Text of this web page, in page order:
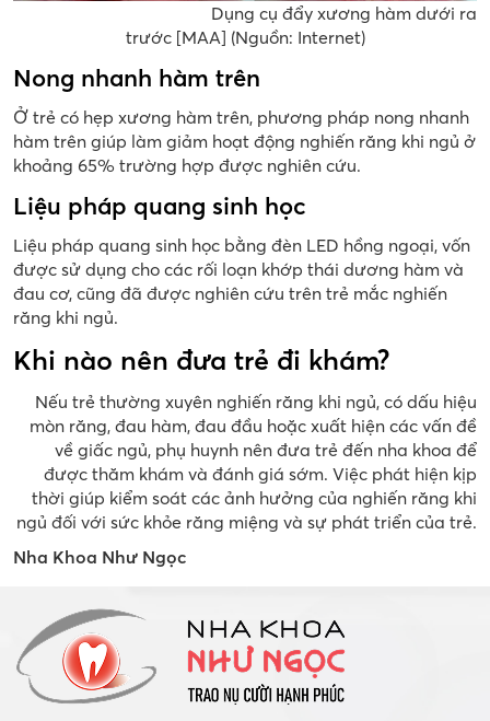
Dụng cụ đẩy xương hàm dưới ra
trước [MAA] (Nguồn: Internet)
Nong nhanh hàm trên
Ở trẻ có hẹp xương hàm trên, phương pháp nong nhanh
hàm trên giúp làm giảm hoạt động nghiến răng khi ngủ ở
khoảng 65% trường hợp được nghiên cứu.
Liệu pháp quang sinh học
Liệu pháp quang sinh học bằng đèn LED hồng ngoại, vốn
được sử dụng cho các rối loạn khớp thái dương hàm và
đau cơ, cũng đã được nghiên cứu trên trẻ mắc nghiến
răng khi ngủ.
Khi nào nên đưa trẻ đi khám?
Nếu trẻ thường xuyên nghiến răng khi ngủ, có dấu hiệu
mòn răng, đau hàm, đau đầu hoặc xuất hiện các vấn đề
về giấc ngủ, phụ huynh nên đưa trẻ đến nha khoa để
được thăm khám và đánh giá sớm. Việc phát hiện kịp
thời giúp kiểm soát các ảnh hưởng của nghiến răng khi
ngủ đối với sức khỏe răng miệng và sự phát triển của trẻ.
Nha Khoa Như Ngọc